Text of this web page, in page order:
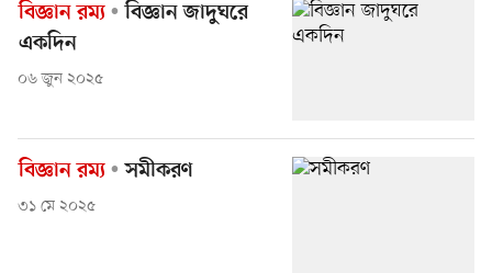
বিজ্ঞান রম্য
বিজ্ঞান জাদুঘরে
একদিন
০৬ জুন ২০২৫
বিজ্ঞান রম্য সমীকরণ
৩১ মে ২০২৫